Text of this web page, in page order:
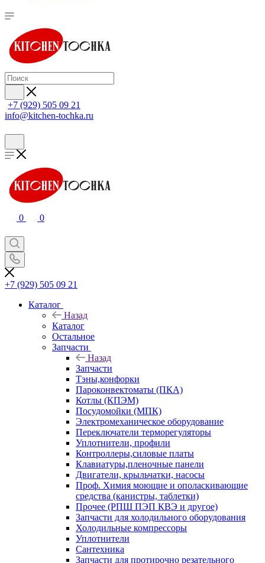
+7 (929) 505 09 21
info@kitchen-tochka.ru
0 0
+7 (929) 505 09 21
Каталог
Назад
Каталог
Остальное
Запчасти
Назад
Запчасти
Тэны,конфорки
Пароконвектоматы (ПКА)
Котлы (КПЭМ)
Посудомойки (МПК)
Электромеханическое оборудование
Переключатели терморегуляторы
Уплотнители, профили
Контроллеры,силовые платы
Клавиатуры,пленочные панели
Двигатели, крыльчатки, насосы
Проф. Химия моющие и ополаскивающие
средства (канистры, таблетки)
Прочее (РПШ ПЭП КВЭ и другое)
Запчасти для холодильного оборудования
Холодильные компрессоры
Уплотнители
Сантехника
Запчасти для протирочно резательного